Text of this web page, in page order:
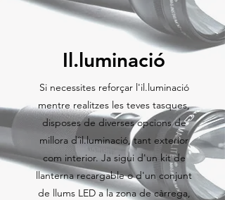
Il.luminació
Si necessites reforçar l'il.luminació
mentre realitzes les teves tasques,
disposes de diverses opcions de
millora d´il.luminació, tant exterior
com interior. Ja sigui d'un kit de
llanterna recargable o d'un conjunt
de llums LED a la zona de càrrega,